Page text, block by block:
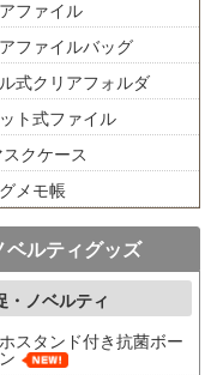
ファイル
ファイルバッグ
式クリアフォルダ
ト式ファイル
スクケース
メモ帳
ベルティグッズ
・ノベルティ
スタンド付き抗菌ボー